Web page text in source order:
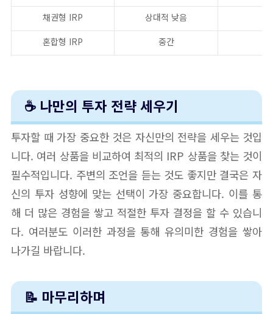
채권형 IRP
상대적 낮음
혼합형 IRP
중간
☕ 나만의 투자 전략 세우기
투자할 때 가장 중요한 것은 자신만의 전략을 세우는 것입
니다. 여러 상품을 비교하여 최적의 IRP 상품을 찾는 것이
필수적입니다. 주변의 조언을 듣는 것도 좋지만 결국은 자
신의 투자 성향에 맞는 선택이 가장 중요합니다. 이를 통
해 더 많은 경험을 쌓고 적절한 투자 결정을 할 수 있습니
다. 여러분도 이러한 과정을 통해 유의미한 경험을 쌓아
나가길 바랍니다.
📝 마무리하며